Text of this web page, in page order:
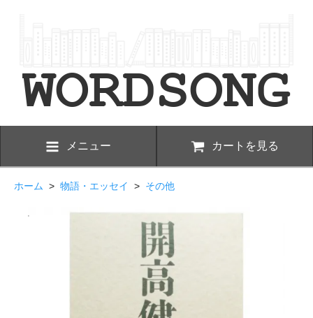
メニュー カートを見る
ホーム > 物語・エッセイ > その他